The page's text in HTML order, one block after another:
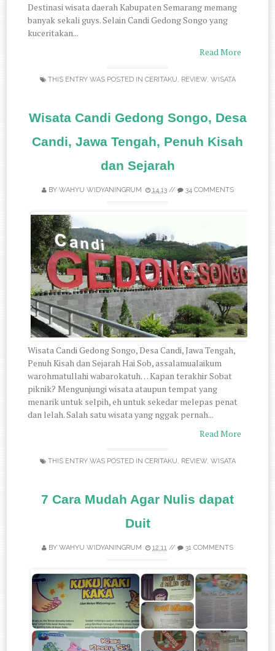
Destinasi wisata daerah Kabupaten Semarang memang
banyak sekali guys. Selain Candi Gedong Songo yang
kuceritakan...
Read More
THIS ENTRY WAS POSTED IN CERITAKU, REVIEW, WISATA
Wisata Candi Gedong Songo, Desa
Candi, Jawa Tengah, Penuh Kisah
dan Sejarah
BY WAHYU WIDYANINGRUM 14.13// 34 COMMENTS
Wisata Candi Gedong Songo, Desa Candi, Jawa Tengah,
Penuh Kisah dan Sejarah Hai Sob, assalamualaikum
warohmatullahi wabarokatuh… Kapan terakhir Sobat
piknik? Mengunjungi wisata ataupun tempat yang
menarik untuk selpih, eh untuk sekedar melepas penat
dan lelah. Salah satu wisata yang nggak pernah...
Read More
THIS ENTRY WAS POSTED IN CERITAKU, REVIEW, WISATA
7 Cara Mudah Agar Nulis dapat
Duit
BY WAHYU WIDYANINGRUM 12.11 // 31 COMMENTS